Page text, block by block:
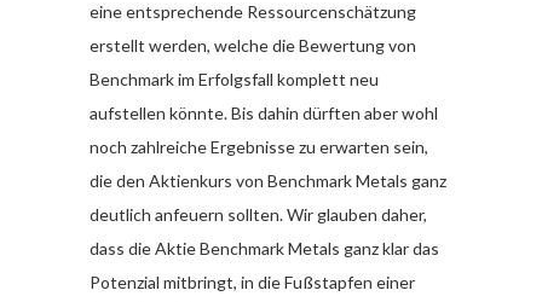
eine entsprechende Ressourcenschätzung
erstellt werden, welche die Bewertung von
Benchmark im Erfolgsfall komplett neu
aufstellen könnte. Bis dahin dürften aber wohl
noch zahlreiche Ergebnisse zu erwarten sein,
die den Aktienkurs von Benchmark Metals ganz
deutlich anfeuern sollten. Wir glauben daher,
dass die Aktie Benchmark Metals ganz klar das
Potenzial mitbringt, in die Fußstapfen einer